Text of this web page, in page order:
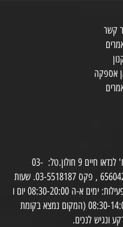
קשר
אספקה
רח' לנדאו חיים 9 חולון.טל: 03-
6560428 , פקס 03-5518187. שעות
הפעילות: ימים א-ה 08:30-20:00 יום ו
08:30-14:00 (המקום נמצא בקומת
ונגיש לנכים.